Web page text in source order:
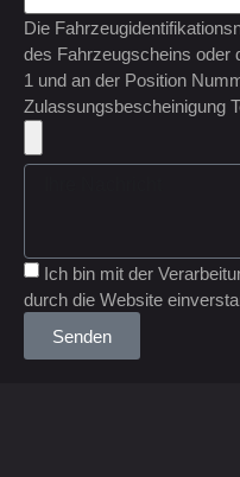
Die
des Fahrzeugscheins oder
1 und an der Position
Zulassungsbescheinigung
Ich bin mit der
durch die Website
Senden